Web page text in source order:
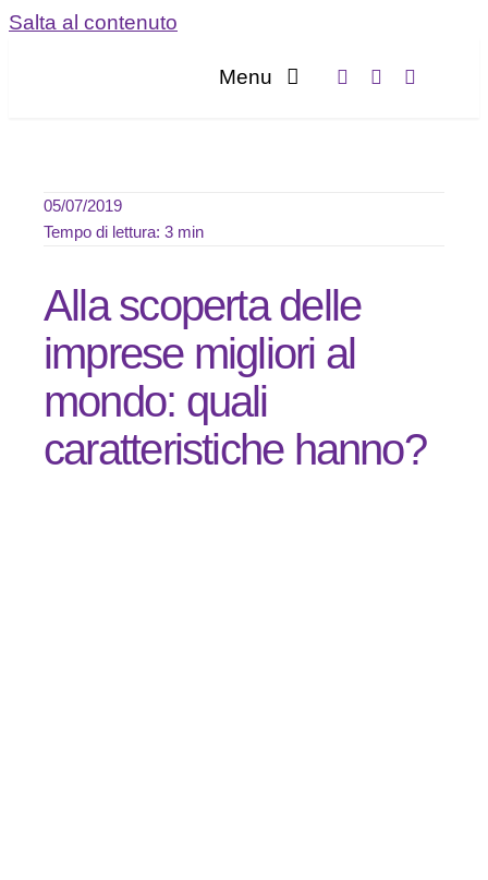
Salta al contenuto
Menu
05/07/2019
Tempo di lettura: 3 min
Alla scoperta delle
imprese migliori al
mondo: quali
caratteristiche hanno?